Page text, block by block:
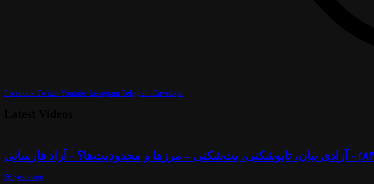
Facebook TwitterYoutube Instagram Telegram Envelope
56 years ago